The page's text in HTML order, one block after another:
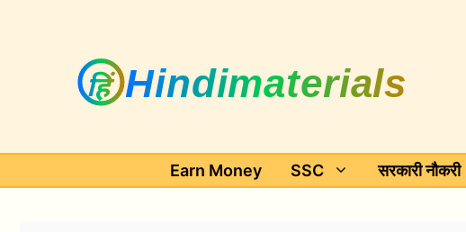
Earn Money SSC सरकारी नौकरी